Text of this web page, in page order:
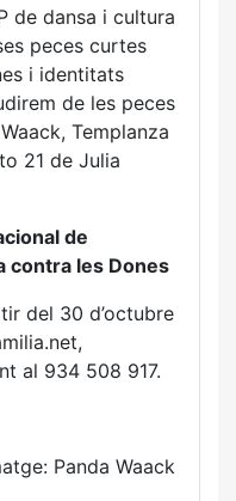
de dansa i cultura
peces curtes
i identitats
de les peces
Templanza
21 de Julia
de
contra les Dones
del 30 d’octubre
al 934 508 917.
Panda Waack